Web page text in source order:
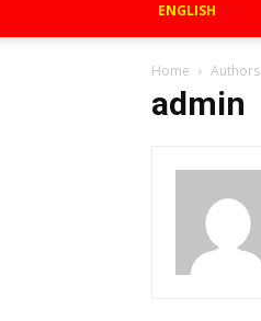
ENGLISH
Home Authors
admin